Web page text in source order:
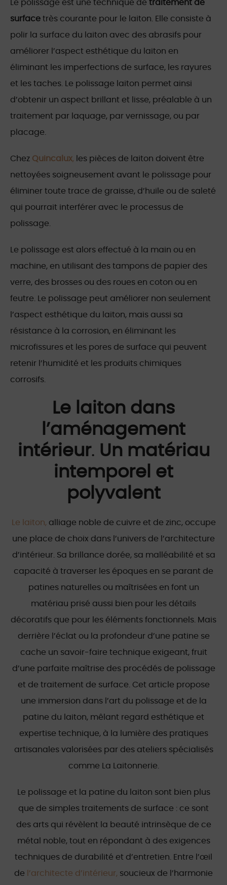
Le polissage est une technique de traitement de
surface très courante pour le laiton. Elle consiste à
polir la surface du laiton avec des abrasifs pour
améliorer l’aspect esthétique du laiton en
éliminant les imperfections de surface, les rayures
et les taches. Le polissage laiton permet ainsi
d’obtenir un aspect brillant et lisse, préalable à un
traitement par laquage, par vernissage, ou par
placage.
Chez Quincalux, les pièces de laiton doivent être
nettoyées soigneusement avant le polissage pour
éliminer toute trace de graisse, d’huile ou de saleté
qui pourrait interférer avec le processus de
polissage.
Le polissage est alors effectué à la main ou en
machine, en utilisant des tampons de papier des
verre, des brosses ou des roues en coton ou en
feutre. Le polissage peut améliorer non seulement
l’aspect esthétique du laiton, mais aussi sa
résistance à la corrosion, en éliminant les
microfissures et les pores de surface qui peuvent
retenir l’humidité et les produits chimiques
corrosifs.
Le laiton dans
l’aménagement
intérieur. Un matériau
intemporel et
polyvalent
Le laiton, alliage noble de cuivre et de zinc, occupe
une place de choix dans l’univers de l’architecture
d’intérieur. Sa brillance dorée, sa malléabilité et sa
capacité à traverser les époques en se parant de
patines naturelles ou maîtrisées en font un
matériau prisé aussi bien pour les détails
décoratifs que pour les éléments fonctionnels. Mais
derrière l’éclat ou la profondeur d’une patine se
cache un savoir-faire technique exigeant, fruit
d’une parfaite maîtrise des procédés de polissage
et de traitement de surface. Cet article propose
une immersion dans l’art du polissage et de la
patine du laiton, mêlant regard esthétique et
expertise technique, à la lumière des pratiques
artisanales valorisées par des ateliers spécialisés
comme La Laitonnerie.
Le polissage et la patine du laiton sont bien plus
que de simples traitements de surface : ce sont
des arts qui révèlent la beauté intrinsèque de ce
métal noble, tout en répondant à des exigences
techniques de durabilité et d’entretien. Entre l’œil
de
l’architecte d’intérieur, soucieux de l’harmonie